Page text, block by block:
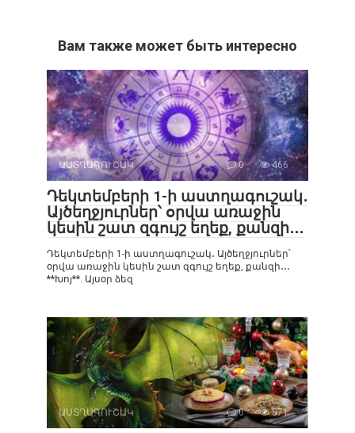
Вам также может быть интересно
ԱՍՏՂԱԳՈՒՇԱԿ 0 466
Դեկտեմբերի 1-ի աստղագուշակ․
Այծեղջյուրներ՝ օրվա առաջին
կեսին շատ զգույշ եղեք, քանզի․․․
Դեկտեմբերի 1-ի աստղագուշակ․ Այծեղջյուրներ՝
օրվա առաջին կեսին շատ զգույշ եղեք, քանզի․․․
**Խոյ**. Այսօր ձեզ
ԱՍՏՂԱԳՈՒՇԱԿ 0 571